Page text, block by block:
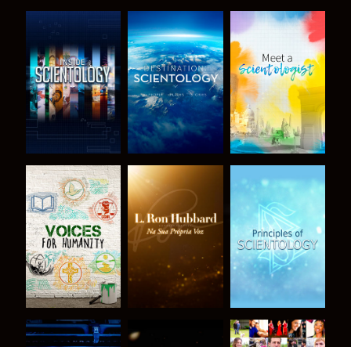
EXPLORAR A
SÉRIE
EXPLORAR A
SÉRIE
EXPLORAR A
SÉRIE